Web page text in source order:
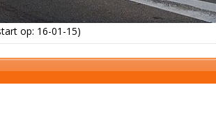
op: 16-01-15)